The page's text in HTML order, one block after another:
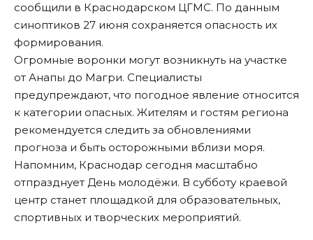
сообщили в Краснодарском ЦГМС. По данным
синоптиков 27 июня сохраняется опасность их
формирования.
Огромные воронки могут возникнуть на участке
от Анапы до Магри. Специалисты
предупреждают, что погодное явление относится
к категории опасных. Жителям и гостям региона
рекомендуется следить за обновлениями
прогноза и быть осторожными вблизи моря.
Напомним, Краснодар сегодня масштабно
отпразднует День молодёжи. В субботу краевой
центр станет площадкой для образовательных,
спортивных и творческих мероприятий.